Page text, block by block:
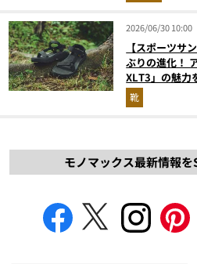
2026/06/30 10:00
【スポーツサ
ぶりの進化！
XLT3」の魅力
解説！
靴
モノマックス最新情報を